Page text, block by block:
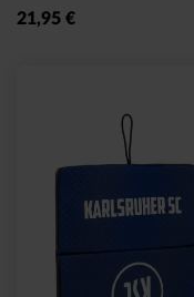
21,95 €